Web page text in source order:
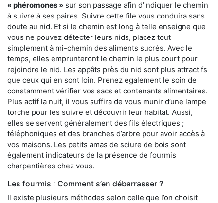
« phéromones » sur son passage afin d’indiquer le chemin
à suivre à ses paires. Suivre cette file vous conduira sans
doute au nid. Et si le chemin est long à telle enseigne que
vous ne pouvez détecter leurs nids, placez tout
simplement à mi-chemin des aliments sucrés. Avec le
temps, elles emprunteront le chemin le plus court pour
rejoindre le nid. Les appâts près du nid sont plus attractifs
que ceux qui en sont loin. Prenez également le soin de
constamment vérifier vos sacs et contenants alimentaires.
Plus actif la nuit, il vous suffira de vous munir d’une lampe
torche pour les suivre et découvrir leur habitat. Aussi,
elles se servent généralement des fils électriques ;
téléphoniques et des branches d’arbre pour avoir accès à
vos maisons. Les petits amas de sciure de bois sont
également indicateurs de la présence de fourmis
charpentières chez vous.
Les fourmis : Comment s’en débarrasser ?
Il existe plusieurs méthodes selon celle que l’on choisit